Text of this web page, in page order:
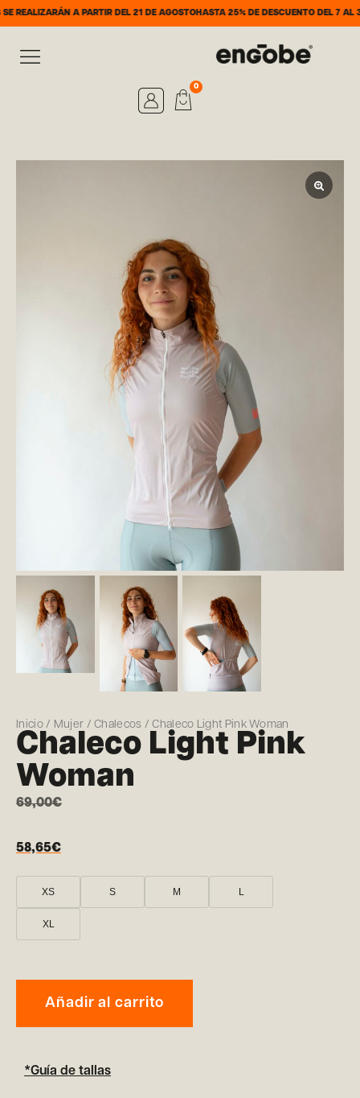
A PARTIR DEL 21 DE AGOSTOHASTA 25% DE DESCUENTO DEL 7 AL 31 DE
0
Inicio/ Mujer /Chalecos / Chaleco Light Pink Woman
Chaleco Light Pink
Woman
69,00€
58,65€
XS S M L
XL
Añadir al carrito
*Guía de tallas